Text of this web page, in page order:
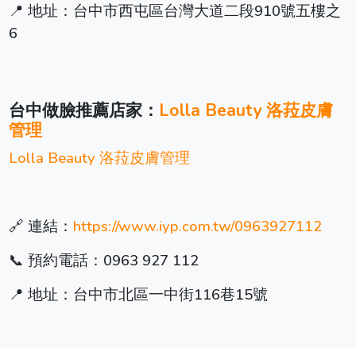
📍 地址：台中市西屯區台灣大道二段910號五樓之
6
台中做臉推薦店家： Lolla Beauty 洛菈皮膚
管理
Lolla Beauty 洛菈皮膚管理
🔗 連結： https://www.iyp.com.tw/0963927112
📞 預約電話：0963 927 112
📍 地址：台中市北區一中街116巷15號